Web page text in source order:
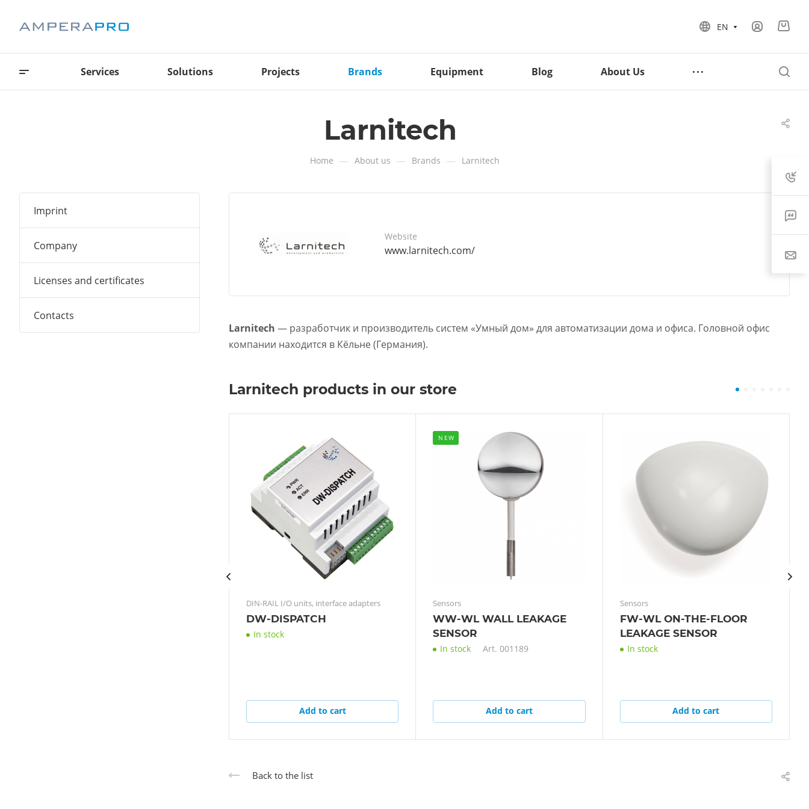
EN
Services Solutions Projects Brands Equipment Blog About Us
Larnitech
Home — About us — Brands — Larnitech
Website
www.larnitech.com/
Larnitech — разработчик и производитель систем «Умный дом» для автоматизации дома и офиса. Головной офис
компании находится в Кёльне (Германия).
Larnitech products in our store
DIN-RAIL I/O units, interface adapters
DW-DISPATCH
In stock
Add to cart
NEW
Sensors
WW-WL WALL LEAKAGE
SENSOR
In stock Art.001189
Add to cart
Sensors
FW-WL ON-THE-FLOOR
LEAKAGE SENSOR
In stock
Add to cart
Back to the list
Imprint
Company
Licenses and certificates
Contacts